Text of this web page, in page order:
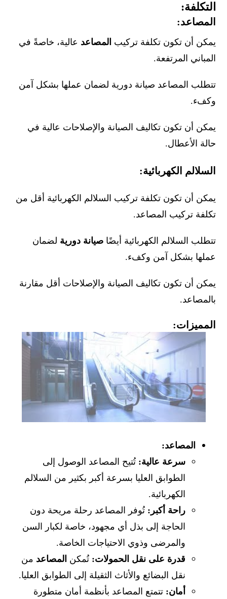
التكلفة:
المصاعد:
يمكن أن تكون تكلفة تركيب المصاعد عالية، خاصةً في
المباني المرتفعة.
تتطلب المصاعد صيانة دورية لضمان عملها بشكل آمن
وكفء.
يمكن أن تكون تكاليف الصيانة والإصلاحات عالية في
حالة الأعطال.
السلالم الكهربائية:
يمكن أن تكون تكلفة تركيب السلالم الكهربائية أقل من
تكلفة تركيب المصاعد.
تتطلب السلالم الكهربائية أيضًاصيانة دورية لضمان
عملها بشكل آمن وكفء.
يمكن أن تكون تكاليف الصيانة والإصلاحات أقل مقارنة
بالمصاعد.
المميزات:
المصاعد:
سرعة عالية: تُتيح المصاعد الوصول إلى
الطوابق العليا بسرعة أكبر بكثير من السلالم
الكهربائية.
راحة أكبر: تُوفر المصاعد رحلة مريحة دون
الحاجة إلى بذل أي مجهود، خاصة لكبار السن
والمرضى وذوي الاحتياجات الخاصة.
قدرة على نقل الحمولات: تُمكن المصاعد من
نقل البضائع والأثاث الثقيلة إلى الطوابق العليا.
أمان: تتمتع المصاعد بأنظمة أمان متطورة